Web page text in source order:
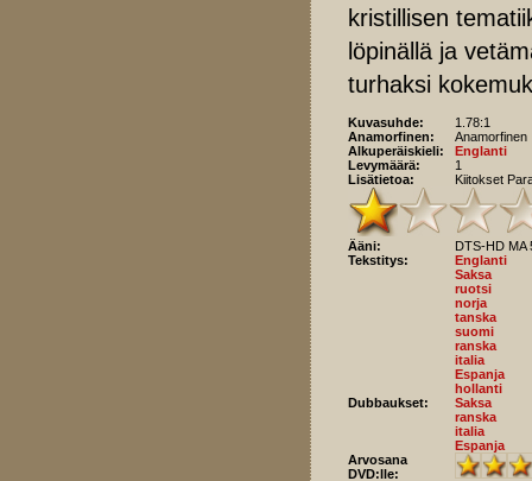
kristillisen
löpinällä ja
turhaksi
Kuvasuhde:
1.78:1
Anamorfinen:
Anamorfinen
Alkuperäiskieli:
Englanti
Levymäärä:
1
Lisätietoa:
Kiitokset
Ääni:
DTS-HD MA
Tekstitys:
Englanti
Saksa
ruotsi
norja
tanska
suomi
ranska
italia
Espanja
hollanti
Dubbaukset:
Saksa
ranska
italia
Espanja
Arvosana
DVD:lle: